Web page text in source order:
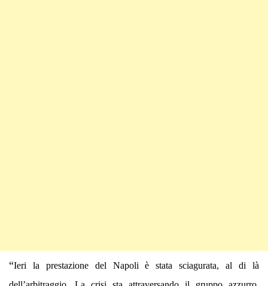
“Ieri la prestazione del Napoli è stata sciagurata, al di là